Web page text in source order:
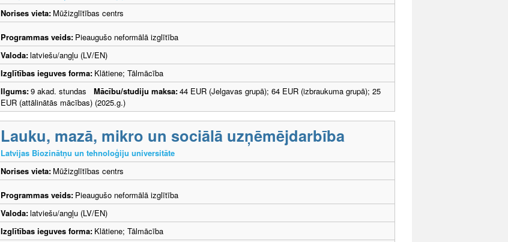
Norises vieta: Mūžizglītības centrs
Programmas veids: Pieaugušo neformālā izglītība
Valoda:latviešu/angļu (LV/EN)
Izglītības ieguves forma: Klātiene; Tālmācība
Ilgums:9 akad. stundas Mācību/studiju maksa:44 EUR (Jelgavas grupā); 64 EUR (izbraukuma grupā); 25
EUR (attālinātās mācības) (2025.g.)
Lauku, mazā, mikro un sociālā uzņēmējdarbība
Latvijas Biozinātņu un tehnoloģiju universitāte
Norises vieta: Mūžizglītības centrs
Programmas veids: Pieaugušo neformālā izglītība
Valoda:latviešu/angļu (LV/EN)
Izglītības ieguves forma: Klātiene; Tālmācība